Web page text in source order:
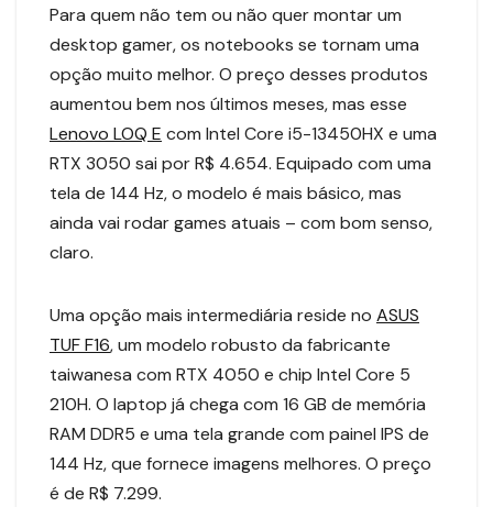
Para quem não tem ou não quer montar um
desktop gamer, os notebooks se tornam uma
opção muito melhor. O preço desses produtos
aumentou bem nos últimos meses, mas esse
Lenovo LOQ E com Intel Core i5-13450HX e uma
RTX 3050 sai por R$ 4.654. Equipado com uma
tela de 144 Hz, o modelo é mais básico, mas
ainda vai rodar games atuais – com bom senso,
claro.
Uma opção mais intermediária reside no ASUS
TUF F16, um modelo robusto da fabricante
taiwanesa com RTX 4050 e chip Intel Core 5
210H. O laptop já chega com 16 GB de memória
RAM DDR5 e uma tela grande com painel IPS de
144 Hz, que fornece imagens melhores. O preço
é de R$ 7.299.